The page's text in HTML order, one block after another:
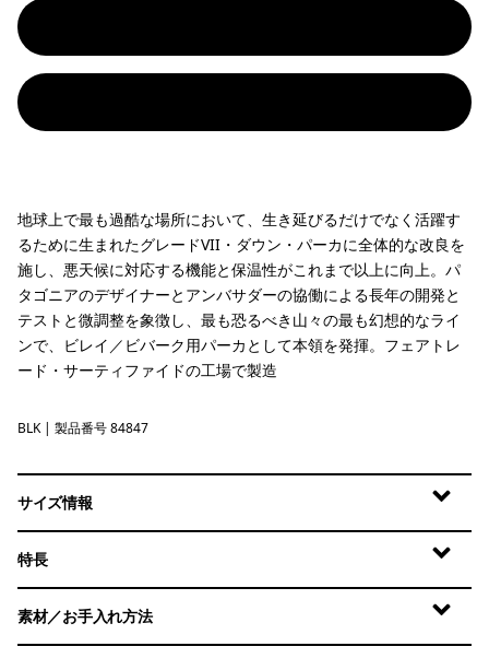
地球上で最も過酷な場所において、生き延びるだけでなく活躍す
るために生まれたグレードVII・ダウン・パーカに全体的な改良を
施し、悪天候に対応する機能と保温性がこれまで以上に向上。パ
タゴニアのデザイナーとアンバサダーの協働による長年の開発と
テストと微調整を象徴し、最も恐るべき山々の最も幻想的なライ
ンで、ビレイ／ビバーク用パーカとして本領を発揮。フェアトレ
ード・サーティファイドの工場で製造
Black
BLK | 製品番号 84847
サイズ情報
特長
素材／お手入れ方法